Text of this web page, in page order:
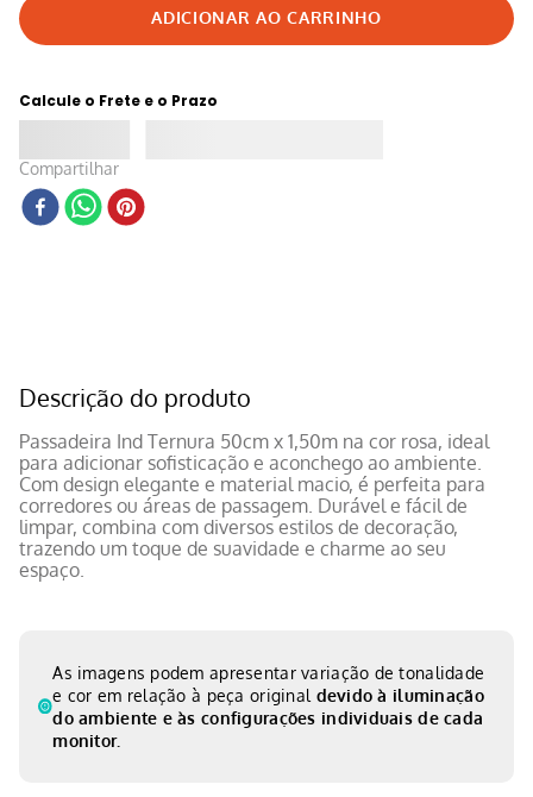
Calcule o Frete e o Prazo
Compartilhar
Descrição do produto
Passadeira Ind Ternura 50cm x 1,50m na cor rosa, ideal
para adicionar sofisticação e aconchego ao ambiente.
Com design elegante e material macio, é perfeita para
corredores ou áreas de passagem. Durável e fácil de
limpar, combina com diversos estilos de decoração,
trazendo um toque de suavidade e charme ao seu
espaço.
As imagens podem apresentar variação de tonalidade
e cor em relação à peça original devido à iluminação
do ambiente e às configurações individuais de cada
monitor.